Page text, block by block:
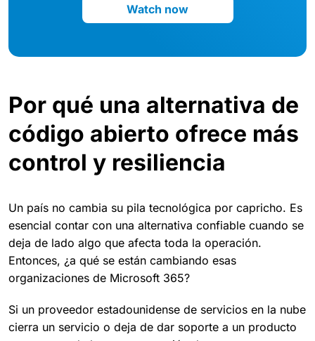
Watch now
Por qué una alternativa de
código abierto ofrece más
control y resiliencia
Un país no cambia su pila tecnológica por capricho. Es
esencial contar con una alternativa confiable cuando se
deja de lado algo que afecta toda la operación.
Entonces, ¿a qué se están cambiando esas
organizaciones de Microsoft 365?
Si un proveedor estadounidense de servicios en la nube
cierra un servicio o deja de dar soporte a un producto